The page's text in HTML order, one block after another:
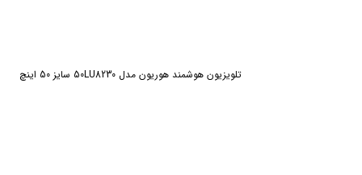
تلویزیون هوشمند هوریون مدل 50LU8230 سایز 50 اینچ